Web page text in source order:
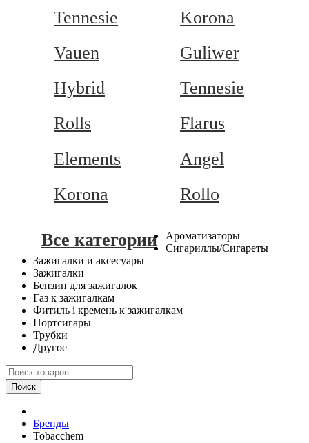
Tennesie
Vauen
Hybrid
Rolls
Elements
Korona
Korona
Guliwer
Tennesie
Flarus
Angel
Rollo
Все категории
Ароматизаторы
Сигариллы/Сигареты
Зажигалки и аксесуары
Зажигалки
Бензин для зажигалок
Газ к зажигалкам
Фитиль і кремень к зажигалкам
Портсигары
Трубки
Другое
Поиск
Бренды
Tobacchem